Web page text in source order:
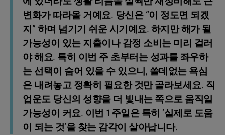
변화가 따라올 거예요. 당신은 “이 정도면 되겠
지” 하며 넘기기 쉬운 시기예요. 하지만 해가 될
가능성이 있는 지출이나 감정 소비는 미리 걸러
야 해요. 특히 이번 주 초부터는 성과를 좌우하
는 선택이 숨어 있을 수 있으니, 쓸데없는 욕심
은 내려놓고 정확히 필요한 것만 골라보세요. 직
업운도 당신의 성향을 더 빛내는 쪽으로 움직일
가능성이 커요. 이번 1주일은 특히 ‘실제로 도움
이 되는 것’을 찾는 감각이 살아납니다.